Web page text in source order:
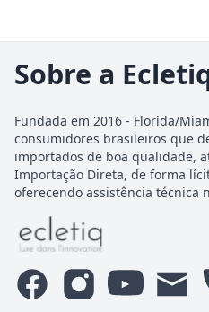
Sobre a
Fundada em 2016 - Florida/
consumidores brasileiros que
importados de boa qualidade,
Importação Direta, de forma
oferecendo assistência técnica